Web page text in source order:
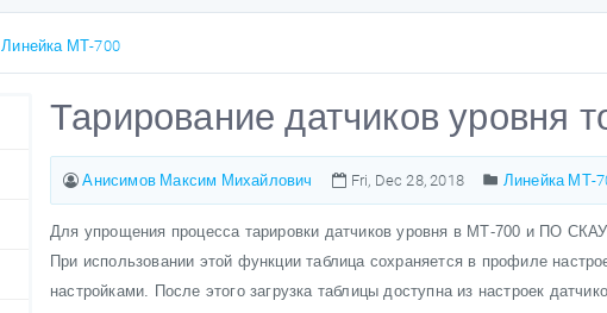
Линейка МТ-700
Тарирование датчиков уровня
Анисимов Максим Михайлович Fri, Dec 28, 2018 Линейка МТ-
Для упрощения процесса тарировки датчиков уровня в МТ-700 и ПО
При использовании этой функции таблица сохраняется в профиле
настройками. После этого загрузка таблицы доступна из настроек